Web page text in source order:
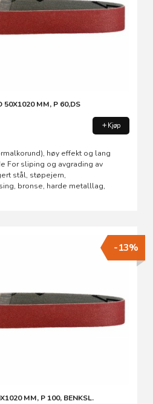
50X1020 MM, P 60,DS
Kjøp
høy effekt og lang
For sliping og avgrading av
stål, støpejern,
bronse, harde metalllag,
MM, P 100, BENKSL.
-13%